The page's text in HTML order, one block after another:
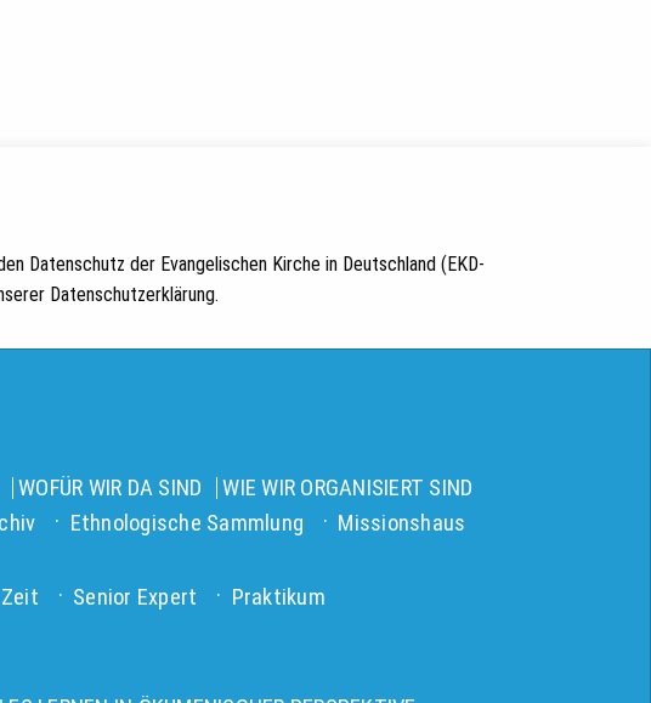
Datenschutz der Evangelischen Kirche in Deutschland (EKD-
Datenschutzerklärung.
WOFÜR WIR DA SIND
WIE WIR ORGANISIERT SIND
Ethnologische Sammlung
Missionshaus
Senior Expert
Praktikum